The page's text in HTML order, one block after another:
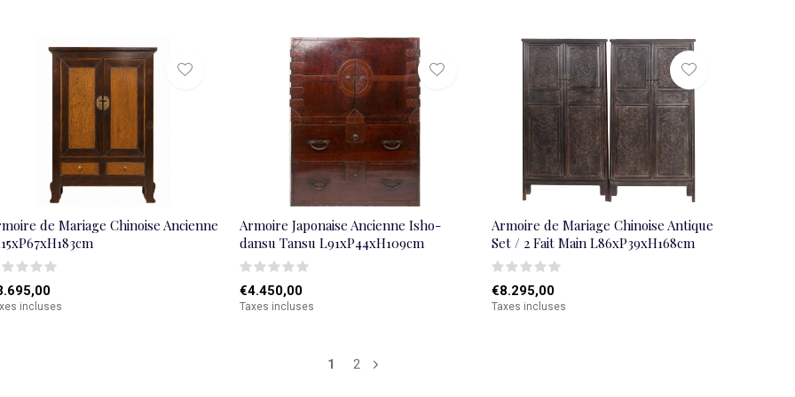
de Mariage Chinoise Ancienne
incluses
Armoire Japonaise Ancienne Isho-
dansu Tansu L91xP44xH109cm
€4.450,00
Taxes incluses
Armoire de Mariage Chinoise Antique
Set / 2 Fait Main L86xP39xH168cm
€8.295,00
Taxes incluses
1 2